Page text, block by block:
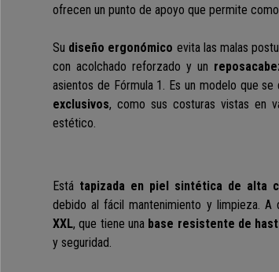
ofrecen un punto de apoyo que permite
Su diseño ergonómico evita las malas
con acolchado reforzado y un
asientos de Fórmula 1 . Es un modelo que
exclusivos, como sus costuras vistas en
estético.
Está tapizada en piel sintética de alta
debido al fácil mantenimiento y limpieza. A
XXL, que tiene una base resistente de
y seguridad.